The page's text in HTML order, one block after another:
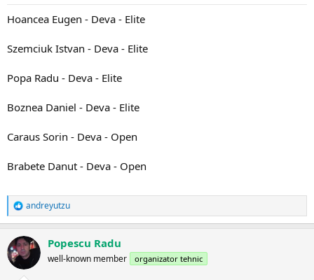
Hoancea Eugen - Deva - Elite
Szemciuk Istvan - Deva - Elite
Popa Radu - Deva - Elite
Boznea Daniel - Deva - Elite
Caraus Sorin - Deva - Open
Brabete Danut - Deva - Open
R
e
c
ț
i
andreyutzu
Popescu Radu
well-known member organizator tehnic